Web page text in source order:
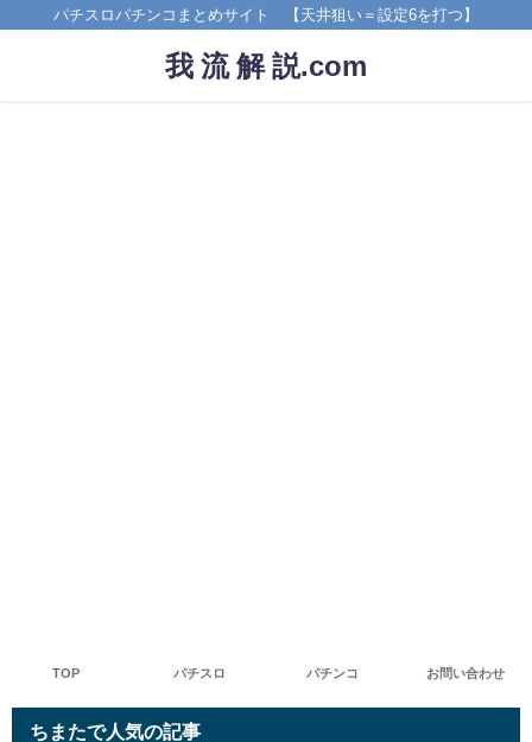
パチスロパチンコまとめサイト 【天井狙い＝設定6を打つ】
我 流 解 説.com
TOP パチスロ パチンコ お問い合わせ
ちまたで人気の記事